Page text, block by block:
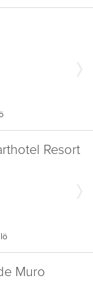
Resort
Muro